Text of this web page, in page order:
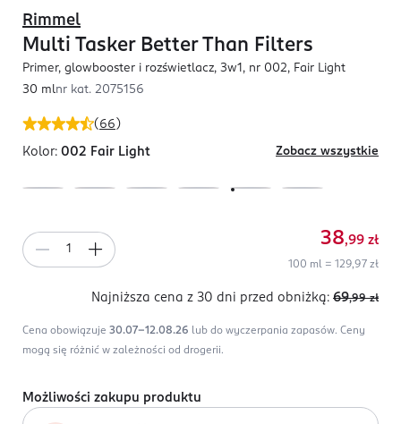
( 66 )
Rimmel
Multi Tasker Better Than Filters
Primer, glowbooster i rozświetlacz, 3w1, nr 002, Fair Light
30 mlnr kat. 2075156
Kolor: 002 Fair Light Zobacz wszystkie
38,99 zł
100 ml = 129,97 zł
Najniższa cena z 30 dni przed obniżką: 69,99 zł
Cena obowiązuje 30.07-12.08.26 lub do wyczerpania zapasów. Ceny
mogą się różnić w zależności od drogerii.
Możliwości zakupu produktu